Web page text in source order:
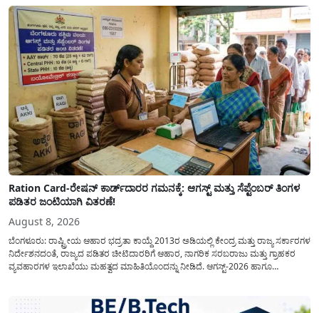
Ration Card-ರೇಷನ್ ಕಾರ್ಡ್‍ದಾರರ ಗಮನಕ್ಕೆ: ಆಗಸ್ಟ್ ಮತ್ತು ಸೆಪ್ಟೆಂಬರ್ ತಿಂಗಳ
ಪಡಿತರ ಜಂಟಿಯಾಗಿ ವಿತರಣೆ!
August 8, 2026
ಬೆಂಗಳೂರು: ರಾಷ್ಟ್ರೀಯ ಆಹಾರ ಭದ್ರತಾ ಕಾಯ್ದೆ 2013ರ ಅಡಿಯಲ್ಲಿ ಕೇಂದ್ರ ಮತ್ತು ರಾಜ್ಯ ಸರ್ಕಾರಗಳ
ನಿರ್ದೇಶನದಂತೆ, ರಾಜ್ಯದ ಪಡಿತರ ಚೀಟಿದಾರರಿಗೆ ಆಹಾರ, ನಾಗರಿಕ ಸರಬರಾಜು ಮತ್ತು ಗ್ರಾಹಕರ
ವ್ಯವಹಾರಗಳ ಇಲಾಖೆಯು ಮಹತ್ವದ ಮಾಹಿತಿಯೊಂದನ್ನು ನೀಡಿದೆ. ಆಗಸ್ಟ್-2026 ಹಾಗೂ